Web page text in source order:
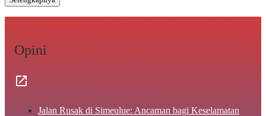
Opini
Jalan Rusak di Simeulue: Ancaman bagi Keselamatan